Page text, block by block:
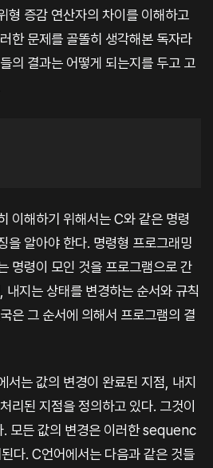
형 증감 연산자의 차이를 이해하고
한 문제를 골똘히 생각해본 독자라
의 결과는 어떻게 되는지를 두고 고
이해하기 위해서는 C와 같은 명령
을 알아야 한다. 명령형 프로그래밍
명령이 모인 것을 프로그램으로 간
내지는 상태를 변경하는 순서와 규칙
은 그 순서에 의해서 프로그램의 결
서는 값의 변경이 완료된 지점, 내지
리된 지점을 정의하고 있다. 그것이
든 값의 변경은 이러한 sequenc
다. C언어에서는 다음과 같은 것들